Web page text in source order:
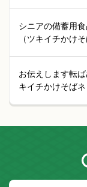
シニアの備蓄用
（ツキイチかけそ
お伝えします転
キイチかけそばネ